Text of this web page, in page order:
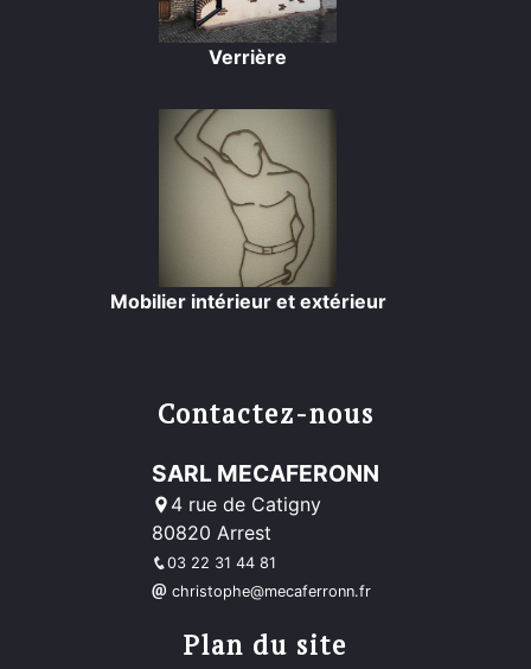
Verrière
Mobilier intérieur et extérieur
Contactez-nous
SARL MECAFERONN
4 rue de Catigny
80820 Arrest
03 22 31 44 81
christophe@mecaferronn.fr
Plan du site